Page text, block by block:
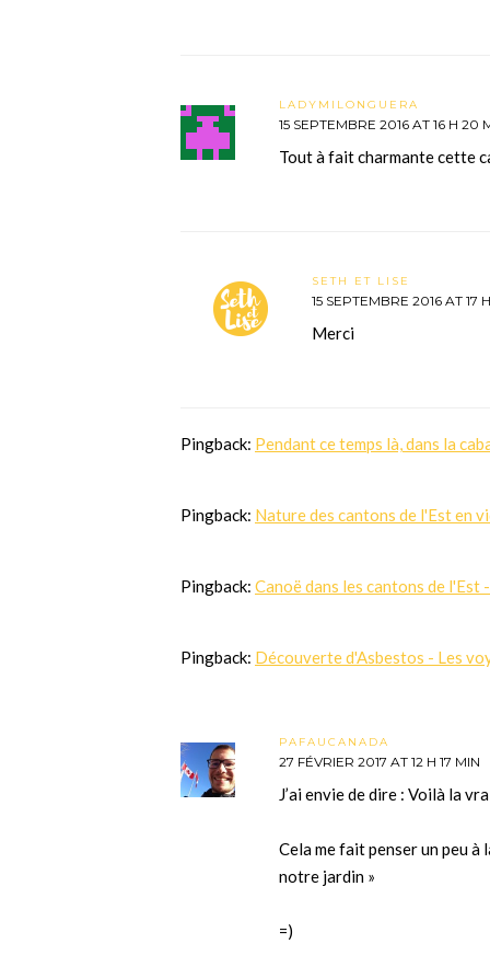
LADYMILONGUERA
15 SEPTEMBRE 2016 AT 16 H 20
Tout à fait charmante cette
SETH ET LISE
15 SEPTEMBRE 2016 AT 17
Merci
Pingback: Pendant ce temps là, dans la
Pingback: Nature des cantons de l'Est en
Pingback: Canoë dans les cantons de l'Est
Pingback: Découverte d'Asbestos - Les
PAFAUCANADA
27 FÉVRIER 2017 AT 12 H 17 MIN
J’ai envie de dire : Voilà la
Cela me fait penser un peu
notre jardin »
=)